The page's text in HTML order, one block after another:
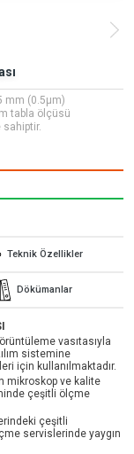
mm (0.5μm)
tabla ölçüsü
sahiptir.
Teknik Özellikler
Dökümanlar
vasıtasıyla
sistemine
için kullanılmaktadır.
mikroskop ve kalite
çeşitli ölçme
çeşitli
servislerinde yaygın